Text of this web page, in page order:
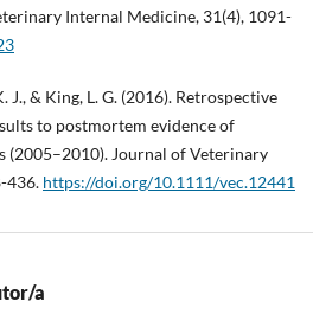
Internal Medicine, 31(4), 1091-
J., & King, L. G. (2016). Retrospective
to postmortem evidence of
(2005–2010). Journal of Veterinary
436. https://doi.org/10.1111/vec.12441
a